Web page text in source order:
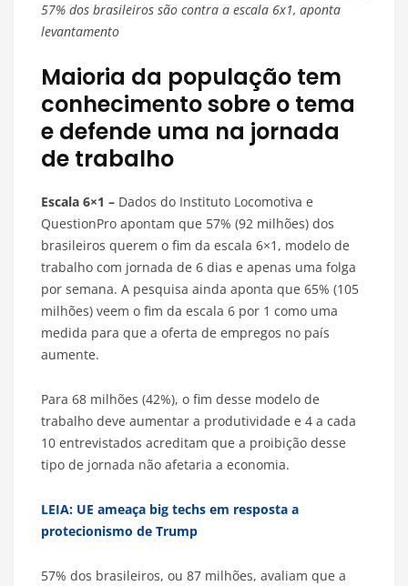
57% dos brasileiros são contra a escala 6x1, aponta
levantamento
Maioria da população tem
conhecimento sobre o tema
e defende uma na jornada
de trabalho
Escala 6×1 – Dados do Instituto Locomotiva e
QuestionPro apontam que 57% (92 milhões) dos
brasileiros querem o fim da escala 6×1, modelo de
trabalho com jornada de 6 dias e apenas uma folga
por semana. A pesquisa ainda aponta que 65% (105
milhões) veem o fim da escala 6 por 1 como uma
medida para que a oferta de empregos no país
aumente.
Para 68 milhões (42%), o fim desse modelo de
trabalho deve aumentar a produtividade e 4 a cada
10 entrevistados acreditam que a proibição desse
tipo de jornada não afetaria a economia.
LEIA: UE ameaça big techs em resposta a
protecionismo de Trump
57% dos brasileiros, ou 87 milhões, avaliam que a